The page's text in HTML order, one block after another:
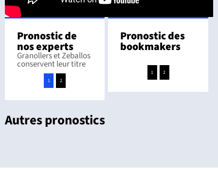
Pronostic de
nos experts
Granollers et Zeballos
conservent leur titre
1 2
Pronostic des
bookmakers
1 2
Autres pronostics